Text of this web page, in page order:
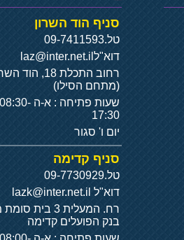
סניף הוד השרון
טל.09-7411593
דוא"ל laz@inter.net.il
רחוב התכלת 18, הוד
(מתחם הסילו)
שעות פתיחה : א-ה 08:30-
17:30
יום ו' סגור
סניף קדימה
טל.09-7730929
דוא"ל
רח. המעלית 3 בית
בנק הפועלים קדימה